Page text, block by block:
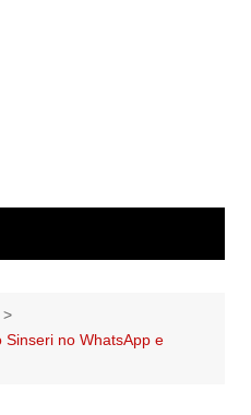
Sinseri no WhatsApp e